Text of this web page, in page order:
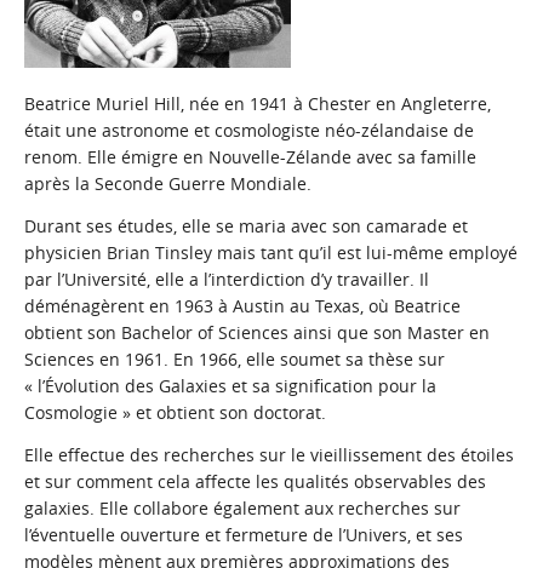
Beatrice Muriel Hill, née en 1941 à Chester en Angleterre,
était une astronome et cosmologiste néo-zélandaise de
renom. Elle émigre en Nouvelle-Zélande avec sa famille
après la Seconde Guerre Mondiale.
Durant ses études, elle se maria avec son camarade et
physicien Brian Tinsley mais tant qu’il est lui-même employé
par l’Université, elle a l’interdiction d’y travailler. Il
déménagèrent en 1963 à Austin au Texas, où Beatrice
obtient son Bachelor of Sciences ainsi que son Master en
Sciences en 1961. En 1966, elle soumet sa thèse sur
« l’Évolution des Galaxies et sa signification pour la
Cosmologie » et obtient son doctorat.
Elle effectue des recherches sur le vieillissement des étoiles
et sur comment cela affecte les qualités observables des
galaxies. Elle collabore également aux recherches sur
l’éventuelle ouverture et fermeture de l’Univers, et ses
modèles mènent aux premières approximations des